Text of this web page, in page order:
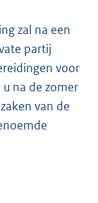
zal na een
partij
voor
na de zomer
van de